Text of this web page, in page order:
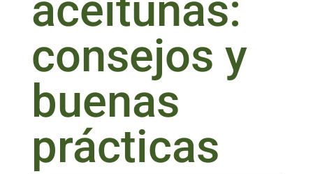
consejos y
buenas
prácticas